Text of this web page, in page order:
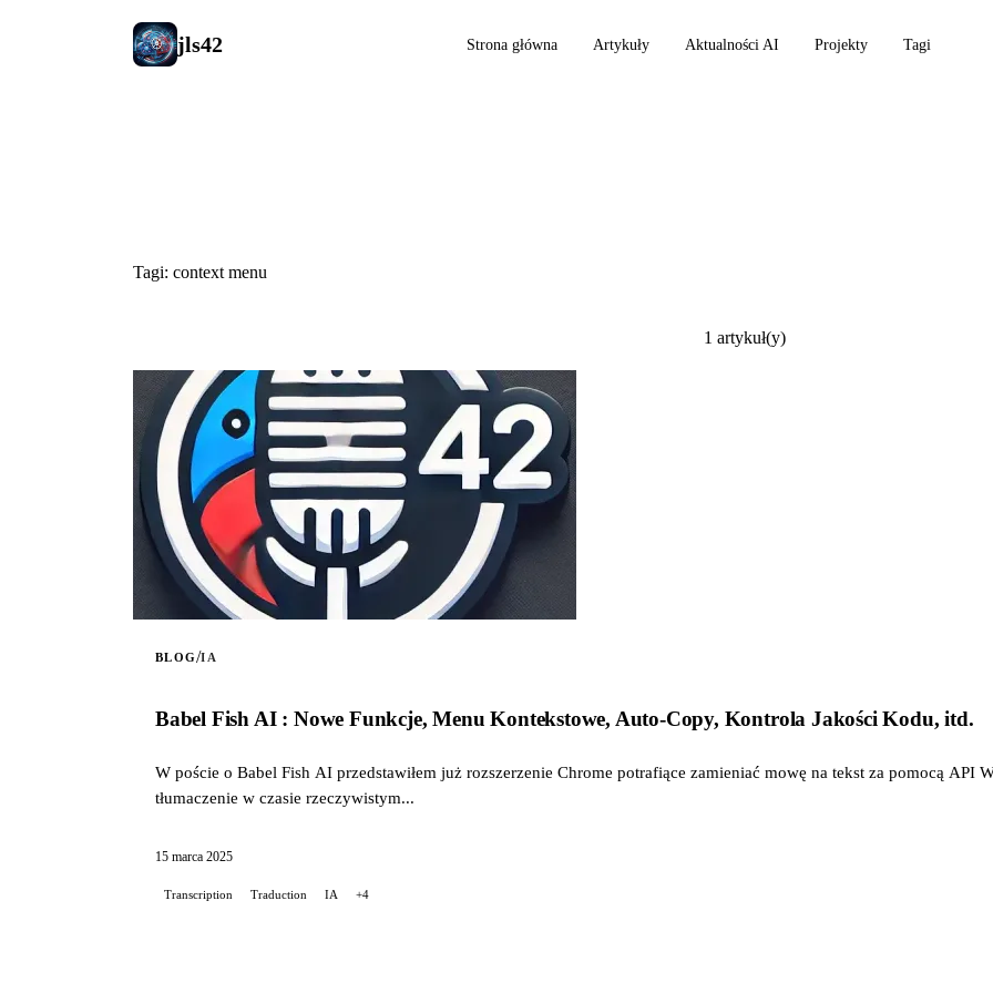
jls42 Strona główna Artykuły Aktualności AI Projekty Tagi
Tagi: context menu
1 artykuł(y)
BLOG/IA
Babel Fish AI : Nowe Funkcje, Menu Kontekstowe, Auto-Copy, Kontrola Jakości Kodu, itd.
W poście o Babel Fish AI przedstawiłem już rozszerzenie Chrome potrafiące zamieniać mowę na tekst za pomocą API
tłumaczenie w czasie rzeczywistym...
15 marca 2025
Transcription Traduction IA +4